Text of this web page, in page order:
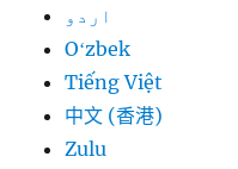
اردو
Oʻzbek
Tiếng Việt
中文 (香港)
Zulu